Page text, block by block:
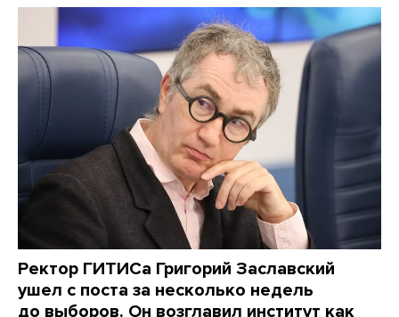
Ректор ГИТИСа Григорий Заславский
ушел с поста за несколько недель
до выборов. Он возглавил институт как